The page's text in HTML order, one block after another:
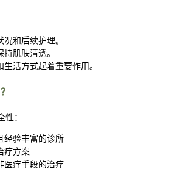
和后续护理。
肌肤清透。
活方式起着重要作用。
：
经验丰富的诊所
疗方案
医疗手段的治疗